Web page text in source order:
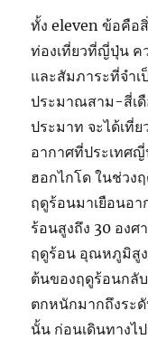
ทั้ง eleven ข้อคือ
ท่องเที่ยวที่ญี่ปุ่น ค
และสัมภาระที่จำ
ประมาณสาม-สี่เ
ประมาท จะได้เที่
อากาศที่ประเทศ
ฮอกไกโด ในช่วง
ฤดูร้อนมาเยือนอ
ร้อนสูงถึง 30 อง
ฤดูร้อน อุณหภูมิสูง
ต้นของฤดูร้อนกลั
ตกหนักมากถึงระดั
นั้น ก่อนเดินทางไ